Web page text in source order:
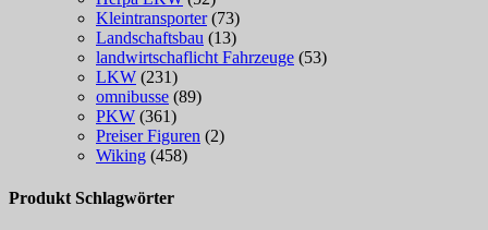
Kleintransporter (73)
Landschaftsbau (13)
landwirtschaflicht Fahrzeuge (53)
LKW (231)
omnibusse (89)
PKW (361)
Preiser Figuren (2)
Wiking (458)
Produkt Schlagwörter